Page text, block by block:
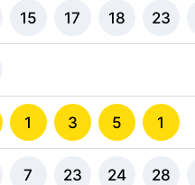
15 17 18 23
1 3 5 1
7 23 24 28